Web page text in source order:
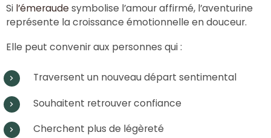
Si l’émeraudesymbolise l’amour affirmé, l’aventurine
représente la croissance émotionnelle en douceur.
Elle peut convenir aux personnes qui :
Traversent un nouveau départ sentimental
Souhaitent retrouver confiance
Cherchent plus de légèreté